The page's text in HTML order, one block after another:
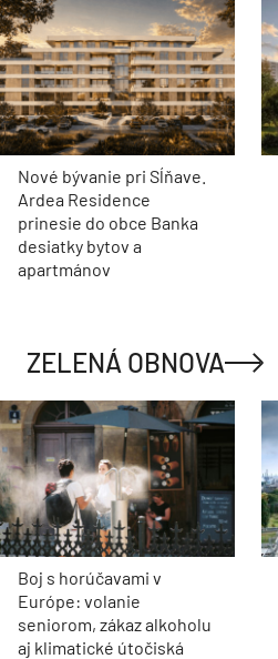
Nové bývanie pri Sĺňave.
Ardea Residence
prinesie do obce Banka
desiatky bytov a
apartmánov
ZELENÁ OBNOVA
Boj s horúčavami v
Európe: volanie
seniorom, zákaz alkoholu
aj klimatické útočiská